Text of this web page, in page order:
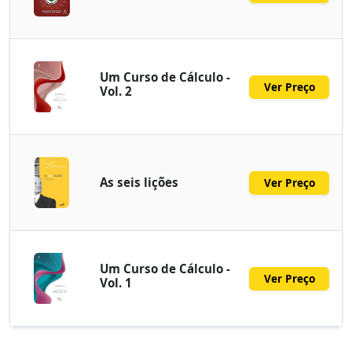
Um Curso de Cálculo -
Vol. 2
Ver Preço
As seis lições Ver Preço
Um Curso de Cálculo -
Vol. 1
Ver Preço